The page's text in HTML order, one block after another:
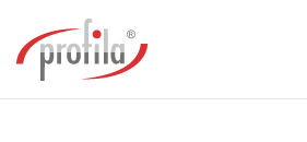
Skip to main content